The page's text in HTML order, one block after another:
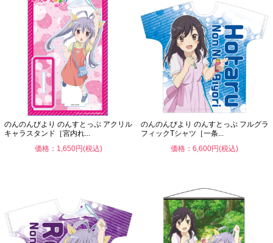
のんのんびより のんすとっぷ アクリル
キャラスタンド［宮内れ...
価格：1,650円(税込)
のんのんびより のんすとっぷ フルグラ
フィックTシャツ［一条...
価格：6,600円(税込)